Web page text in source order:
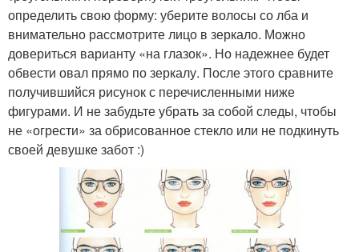
определить свою форму: уберите волосы со лба и
внимательно рассмотрите лицо в зеркало. Можно
довериться варианту «на глазок». Но надежнее будет
обвести овал прямо по зеркалу. После этого сравните
получившийся рисунок с перечисленными ниже
фигурами. И не забудьте убрать за собой следы, чтобы
не «огрести» за обрисованное стекло или не подкинуть
своей девушке забот :)